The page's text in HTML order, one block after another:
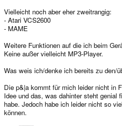
Vielleicht noch aber eher zweitrangig:
- Atari VCS2600
- MAME
Weitere Funktionen auf die ich beim
Keine außer vielleicht MP3-Player.
Was weis ich/denke ich bereits zu den/
Die p&|a kommt für mich leider nicht in
Idee und das, was dahinter steht genial
habe. Jedoch habe ich leider nicht so
können.